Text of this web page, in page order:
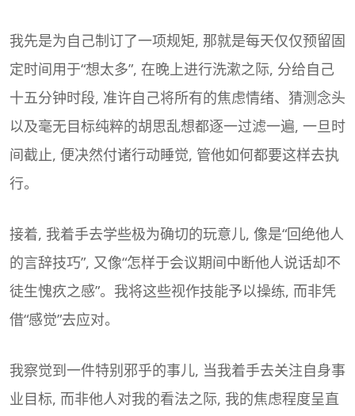
我先是为自己制订了一项规矩, 那就是每天仅仅预留固
定时间用于“想太多”, 在晚上进行洗漱之际, 分给自己
十五分钟时段, 准许自己将所有的焦虑情绪、猜测念头
以及毫无目标纯粹的胡思乱想都逐一过滤一遍, 一旦时
间截止, 便决然付诸行动睡觉, 管他如何都要这样去执
行。
接着, 我着手去学些极为确切的玩意儿, 像是“回绝他人
的言辞技巧”, 又像“怎样于会议期间中断他人说话却不
徒生愧疚之感”。我将这些视作技能予以操练, 而非凭
借“感觉”去应对。
我察觉到一件特别邪乎的事儿, 当我着手去关注自身事
业目标, 而非他人对我的看法之际, 我的焦虑程度呈直